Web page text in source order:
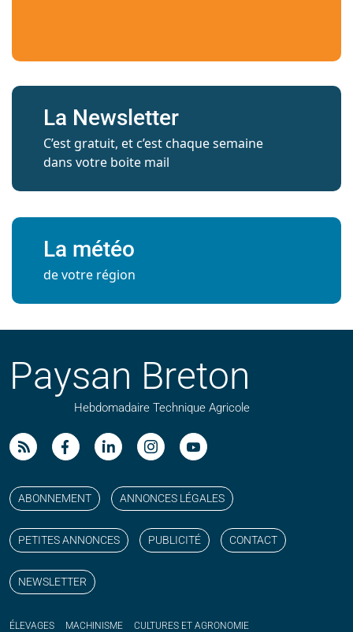
La Newsletter
C’est gratuit, et c’est chaque semaine
dans votre boite mail
La météo
de votre région
Paysan Breton
Hebdomadaire Technique Agricole
ABONNEMENT ANNONCES LÉGALES
PETITES ANNONCES PUBLICITÉ CONTACT
NEWSLETTER
ÉLEVAGES MACHINISME CULTURES ET AGRONOMIE